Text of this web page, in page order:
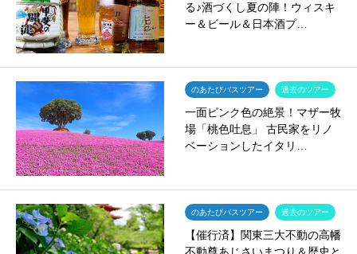
る♪酒づくし夏の陣！ウィスキ
ー＆ビール＆日本酒プ…
のあたびバスツアー 過去のツアー
一面ピンク色の絶景！マザー牧
場「桃色吐息」 古民家をリノ
ベーションしたイタリ…
のあたびバスツアー 過去のツアー
【催行済】関東三大不動の高幡
不動尊あじさいまつり＆歴史と